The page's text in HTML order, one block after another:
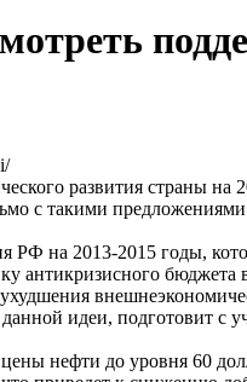
развития страны на
такими предложениями
РФ на 2013-2015 годы,
антикризисного
ухудшения
идеи, подготовит с
нефти до уровня 60